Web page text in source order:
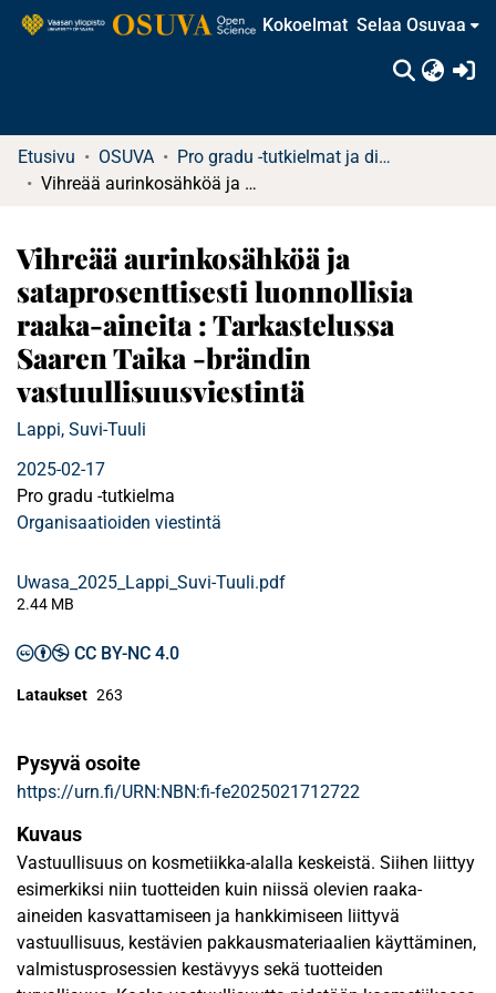
Kokoelmat Selaa Osuvaa
Etusivu OSUVA
Pro gradu -tutkielmat ja diplomityöt
Vihreää aurinkosähköä ja sataprosenttisesti luonnollisia raaka-aineita : Tarkastelussa Saaren Taika -brändin vastuullisuusviestintä
Vihreää aurinkosähköä ja
sataprosenttisesti luonnollisia
raaka-aineita : Tarkastelussa
Saaren Taika -brändin
vastuullisuusviestintä
Lappi, Suvi-Tuuli
2025-02-17
Pro gradu -tutkielma
Organisaatioiden viestintä
Uwasa_2025_Lappi_Suvi-Tuuli.pdf
2.44 MB
CC BY-NC 4.0
Lataukset 263
Pysyvä osoite
https://urn.fi/URN:NBN:fi-fe2025021712722
Kuvaus
Vastuullisuus on kosmetiikka-alalla keskeistä. Siihen liittyy
esimerkiksi niin tuotteiden kuin niissä olevien raaka-
aineiden kasvattamiseen ja hankkimiseen liittyvä
vastuullisuus, kestävien pakkausmateriaalien käyttäminen,
valmistusprosessien kestävyys sekä tuotteiden